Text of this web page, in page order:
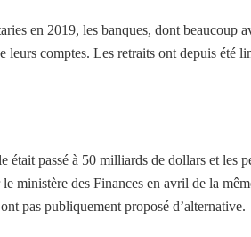
en 2019, les banques, dont beaucoup
leurs comptes. Les retraits ont depuis été
était passé à 50 milliards de dollars et les
ministère des Finances en avril de la
pas publiquement proposé d’alternative.